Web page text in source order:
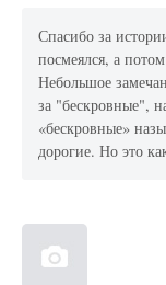
Спасибо за
посмеялся, а
Небольшое
за "бескровные",
«бескровные»
дорогие. Но это